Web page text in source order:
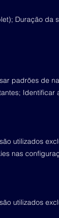
Duração da
padrões de
Identificar
utilizados
nas
utilizados